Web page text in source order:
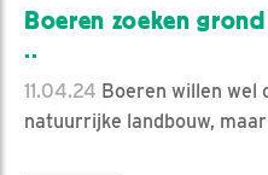
Boeren zoeken
..
11.04.24 Boeren willen wel
natuurrijke landbouw,